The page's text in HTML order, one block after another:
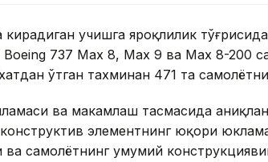
кирадиган учишга яроқлилик
737 Max 8, Max 9 ва Max 8-200
ўтган тахминан 471 та
ва маҳкамлаш тасмасида
элементнинг юқори
самолётнинг умумий